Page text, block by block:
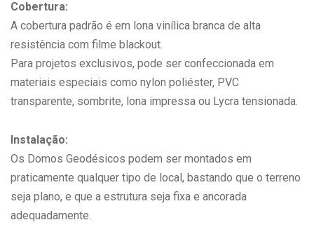
Cobertura:
A cobertura padrão é em lona vinílica branca de alta
resistência com filme blackout.
Para projetos exclusivos, pode ser confeccionada em
materiais especiais como nylon poliéster, PVC
transparente, sombrite, lona impressa ou Lycra tensionada.
Instalação:
Os Domos Geodésicos podem ser montados em
praticamente qualquer tipo de local, bastando que o terreno
seja plano, e que a estrutura seja fixa e ancorada
adequadamente.